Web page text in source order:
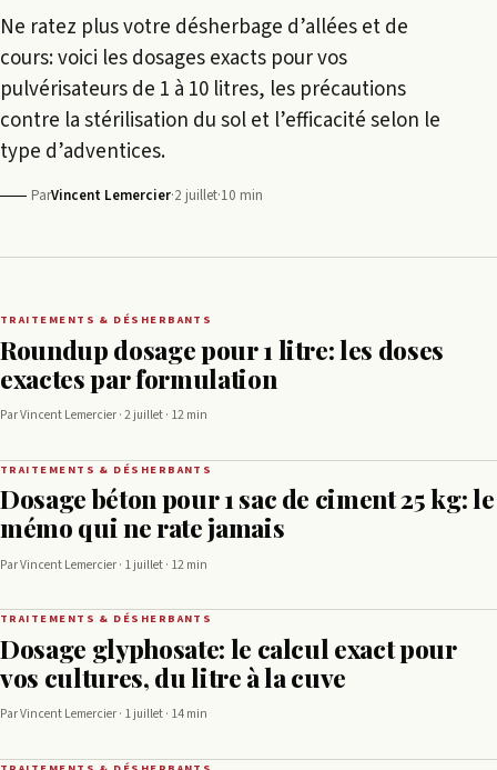
Ne ratez plus votre désherbage d’allées et de
cours: voici les dosages exacts pour vos
pulvérisateurs de 1 à 10 litres, les précautions
contre la stérilisation du sol et l’efficacité selon le
type d’adventices.
ParVincent Lemercier·2 juillet·10 min
TRAITEMENTS & DÉSHERBANTS
Roundup dosage pour 1 litre: les doses
exactes par formulation
Par Vincent Lemercier · 2 juillet · 12 min
TRAITEMENTS & DÉSHERBANTS
Dosage béton pour 1 sac de ciment 25 kg: le
mémo qui ne rate jamais
Par Vincent Lemercier · 1 juillet · 12 min
TRAITEMENTS & DÉSHERBANTS
Dosage glyphosate: le calcul exact pour
vos cultures, du litre à la cuve
Par Vincent Lemercier · 1 juillet · 14 min